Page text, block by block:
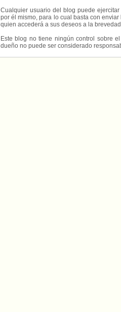
Cualquier usuario del blog puede
por él mismo, para lo cual basta con
quien accederá a sus deseos a la
Este blog no tiene ningún control sobre
dueño no puede ser considerado